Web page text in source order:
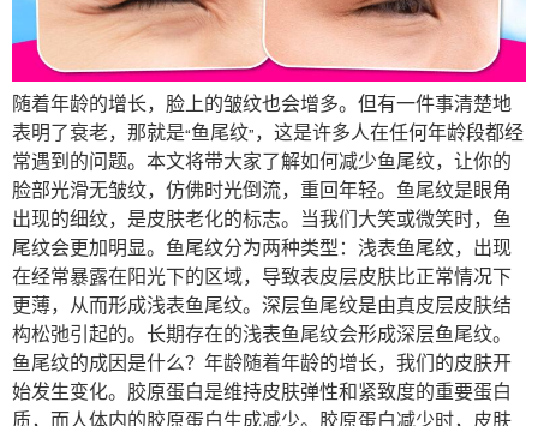
随着年龄的增长，脸上的皱纹也会增多。但有一件事清楚地
表明了衰老，那就是“鱼尾纹”，这是许多人在任何年龄段都经
常遇到的问题。本文将带大家了解如何减少鱼尾纹，让你的
脸部光滑无皱纹，仿佛时光倒流，重回年轻。鱼尾纹是眼角
出现的细纹，是皮肤老化的标志。当我们大笑或微笑时，鱼
尾纹会更加明显。鱼尾纹分为两种类型：浅表鱼尾纹，出现
在经常暴露在阳光下的区域，导致表皮层皮肤比正常情况下
更薄，从而形成浅表鱼尾纹。深层鱼尾纹是由真皮层皮肤结
构松弛引起的。长期存在的浅表鱼尾纹会形成深层鱼尾纹。
鱼尾纹的成因是什么？年龄随着年龄的增长，我们的皮肤开
始发生变化。胶原蛋白是维持皮肤弹性和紧致度的重要蛋白